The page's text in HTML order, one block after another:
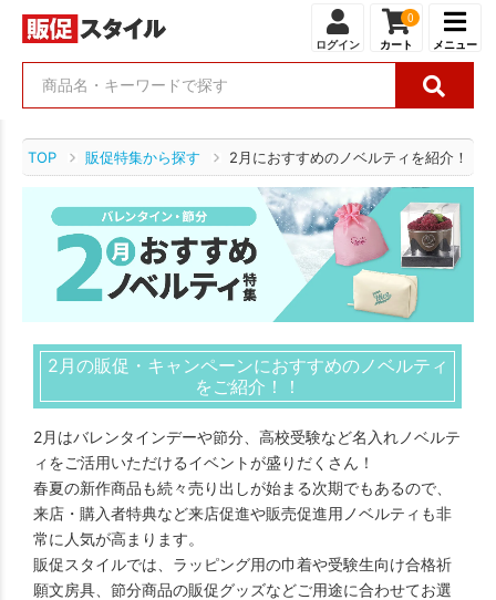
ログイン
0
カート メニュー
TOP 販促特集から探す 2月におすすめのノベルティを紹介！！
2月の販促・キャンペーンにおすすめのノベルティ
をご紹介！！
2月はバレンタインデーや節分、高校受験など名入れノベルテ
ィをご活用いただけるイベントが盛りだくさん！
春夏の新作商品も続々売り出しが始まる次期でもあるので、
来店・購入者特典など来店促進や販売促進用ノベルティも非
常に人気が高まります。
販促スタイルでは、ラッピング用の巾着や受験生向け合格祈
願文房具、節分商品の販促グッズなどご用途に合わせてお選